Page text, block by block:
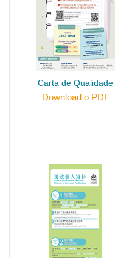
Carta de Qualidade
Download o PDF